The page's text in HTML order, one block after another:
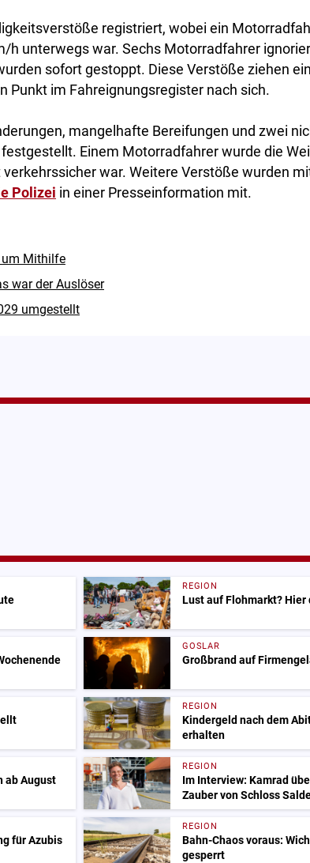
registriert, wobei ein
h unterwegs war. Sechs Motorradfahrer
sofort gestoppt. Diese Verstöße ziehen
Punkt im Fahreignungsregister nach sich.
mangelhafte Bereifungen und zwei
Einem Motorradfahrer wurde die
war. Weitere Verstöße wurden
Polizei in einer Presseinformation mit.
Mithilfe
war der Auslöser
umgestellt
REGION
Lust auf Flohmarkt?
GOSLAR
Großbrand auf
REGION
Kindergeld nach dem
erhalten
ab August
REGION
Im Interview: Kamrad
Zauber von Schloss
für Azubis
REGION
Bahn-Chaos voraus:
gesperrt